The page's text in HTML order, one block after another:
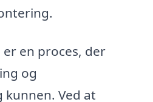
en proces, der
og
Ved at